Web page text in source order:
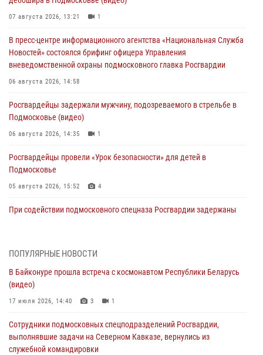
07 августа 2026, 13:21 1
В пресс-центре информационного агентства «Национальная Служба
Новостей» состоялся брифинг офицера Управления
вневедомственной охраны подмосковного главка Росгвардии
06 августа 2026, 14:58
Росгвардейцы задержали мужчину, подозреваемого в стрельбе в
Подмосковье (видео)
06 августа 2026, 14:35 1
Росгвардейцы провели «Урок безопасности» для детей в
Подмосковье
05 августа 2026, 15:52 4
При содействии подмосковного спецназа Росгвардии задержаны
05 августа 2026, 15:48 1
Сотрудники спецподразделения подмосковного главка Росгвардии
отработали навыки огневой подготовки на комплексных учениях
04 августа 2026, 12:21
За прошедший месяц росгвардейцы 7386 раз выезжали по
сигналам «Тревога» с охраняемых объектов в Подмосковье
ПОПУЛЯРНЫЕ НОВОСТИ
В Байконуре прошла встреча с космонавтом Республики Беларусь
(видео)
17 июля 2026, 14:40 3 1
Сотрудники подмосковных спецподразделений Росгвардии,
выполнявшие задачи на Северном Кавказе, вернулись из
служебной командировки